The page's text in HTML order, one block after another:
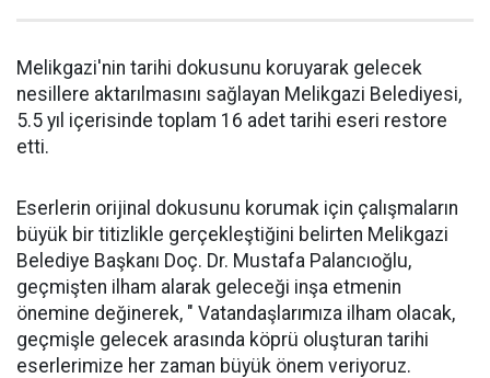
Melikgazi'nin tarihi dokusunu koruyarak gelecek
nesillere aktarılmasını sağlayan Melikgazi Belediyesi,
5.5 yıl içerisinde toplam 16 adet tarihi eseri restore
etti.
Eserlerin orijinal dokusunu korumak için çalışmaların
büyük bir titizlikle gerçekleştiğini belirten Melikgazi
Belediye Başkanı Doç. Dr. Mustafa Palancıoğlu,
geçmişten ilham alarak geleceği inşa etmenin
önemine değinerek, " Vatandaşlarımıza ilham olacak,
geçmişle gelecek arasında köprü oluşturan tarihi
eserlerimize her zaman büyük önem veriyoruz.